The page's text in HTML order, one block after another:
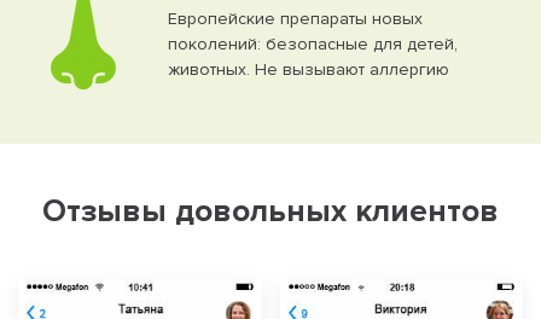
Европейские препараты новых
поколений: безопасные для детей,
животных. Не вызывают аллергию
Отзывы довольных клиентов